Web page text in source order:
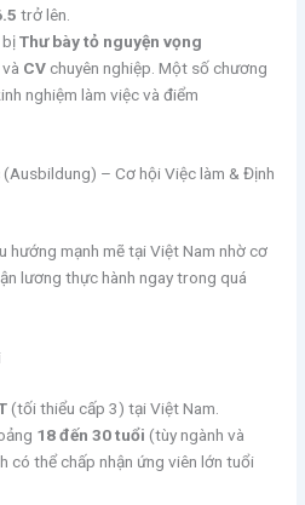
trở lên.
bịThư bày tỏ nguyện vọng
và CV chuyên nghiệp. Một số chương
nghiệm làm việc và điểm
– Cơ hội Việc làm & Định
hướng mạnh mẽ tại Việt Nam nhờ cơ
lương thực hành ngay trong quá
(tối thiểu cấp 3) tại Việt Nam.
18 đến 30 tuổi (tùy ngành và
có thể chấp nhận ứng viên lớn tuổi